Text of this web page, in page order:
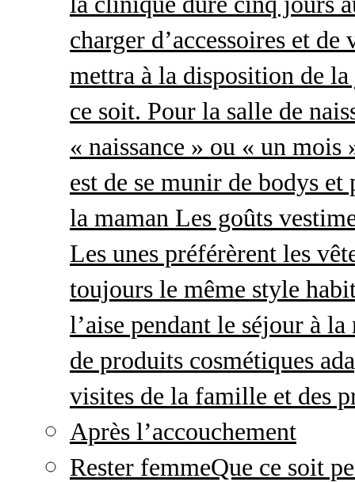
charger d’accessoires et
mettra à la disposition de
ce soit. Pour la salle de
« naissance » ou « un
est de se munir de bodys
la maman Les goûts
Les unes préférèrent les
toujours le même style
l’aise pendant le séjour à
de produits cosmétiques
visites de la famille et des
Après l’accouchement
Rester femmeQue ce soit